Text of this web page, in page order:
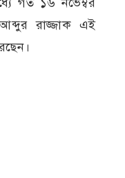
গত ১৬ নভেম্বর
রাজ্জাক এই